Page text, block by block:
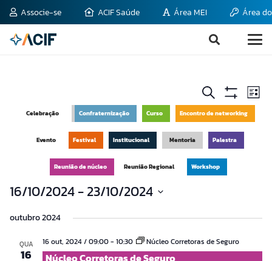
Associe-se ACIF Saúde Área MEI Área
Pesquisa
e
de
visuais
Eventos
Procurar
eventosMostrar
Filtros do
Lista
Celebração Confraternização Curso Encontro de networking
Evento Festival Institucional Mentoria Palestra
Reunião de núcleo Reunião Regional Workshop
16/10/2024 - 23/10/2024
a
outubro 2024
QUA
16
16 out, 2024 / 09:00- 10:30 Núcleo Corretoras de Seguro
Núcleo Corretoras de Seguro